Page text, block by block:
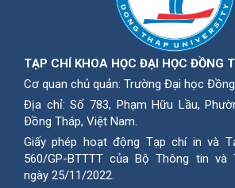
TẠP CHÍ KHOA HỌC ĐẠI HỌC ĐỒNG
Cơ quan chủ quản: Trường Đại học
Địa chỉ: Số 783, Phạm Hữu Lầu,
Ðồng Tháp, Việt Nam.
Giấy phép hoạt động Tạp chí in và
560/GP-BTTTT của Bộ Thông tin và
ngày 25/11/2022.